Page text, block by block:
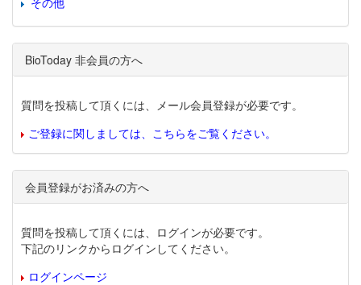
BioToday 非会員の方へ
質問を投稿して頂くには、メール会員登録が必要です。
ご登録に関しましては、こちらをご覧ください。
会員登録がお済みの方へ
質問を投稿して頂くには、ログインが必要です。
下記のリンクからログインしてください。
ログインページ